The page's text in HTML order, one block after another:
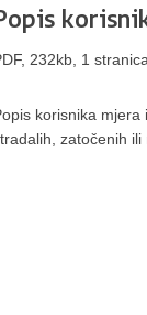
232kb, 1
korisnika
zatočenih ili